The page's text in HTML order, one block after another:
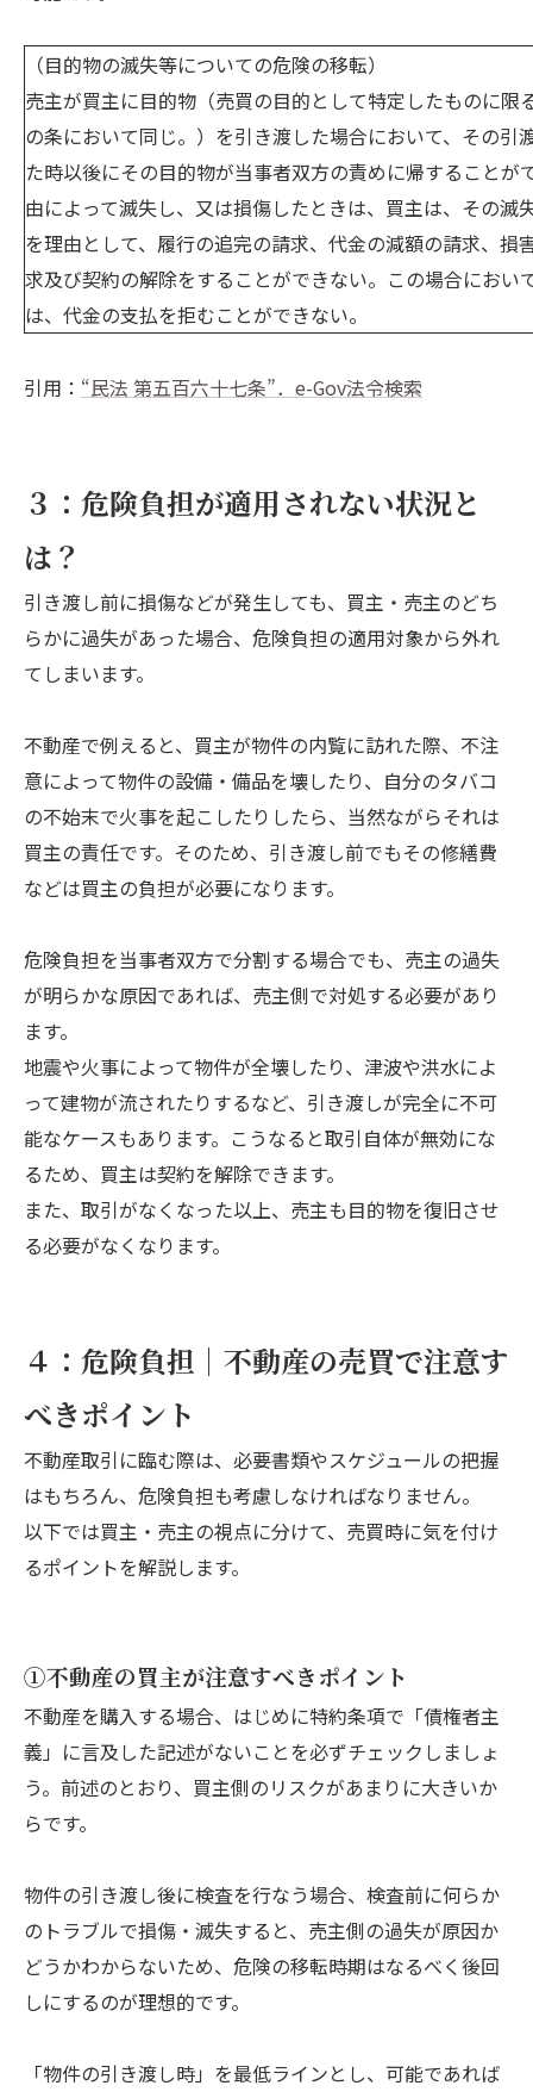
（目的物の滅失等についての危険の移転）
売主が買主に目的物（売買の目的として特定したものに限
の条において同じ。）を引き渡した場合において、その引
た時以後にその目的物が当事者双方の責めに帰することが
由によって滅失し、又は損傷したときは、買主は、その滅
を理由として、履行の追完の請求、代金の減額の請求、損
求及び契約の解除をすることができない。この場合におい
は、代金の支払を拒むことができない。
引用： “民法 第五百六十七条”．e-Gov法令検索
３：危険負担が適用されない状況と
は？
引き渡し前に損傷などが発生しても、買主・売主のどち
らかに過失があった場合、危険負担の適用対象から外れ
てしまいます。
不動産で例えると、買主が物件の内覧に訪れた際、不注
意によって物件の設備・備品を壊したり、自分のタバコ
の不始末で火事を起こしたりしたら、当然ながらそれは
買主の責任です。そのため、引き渡し前でもその修繕費
などは買主の負担が必要になります。
危険負担を当事者双方で分割する場合でも、売主の過失
が明らかな原因であれば、売主側で対処する必要があり
ます。
地震や火事によって物件が全壊したり、津波や洪水によ
って建物が流されたりするなど、引き渡しが完全に不可
能なケースもあります。こうなると取引自体が無効にな
るため、買主は契約を解除できます。
また、取引がなくなった以上、売主も目的物を復旧させ
る必要がなくなります。
４：危険負担｜不動産の売買で注意す
べきポイント
不動産取引に臨む際は、必要書類やスケジュールの把握
はもちろん、危険負担も考慮しなければなりません。
以下では買主・売主の視点に分けて、売買時に気を付け
るポイントを解説します。
①不動産の買主が注意すべきポイント
不動産を購入する場合、はじめに特約条項で「債権者主
義」に言及した記述がないことを必ずチェックしましょ
う。前述のとおり、買主側のリスクがあまりに大きいか
らです。
物件の引き渡し後に検査を行なう場合、検査前に何らか
のトラブルで損傷・滅失すると、売主側の過失が原因か
どうかわからないため、危険の移転時期はなるべく後回
しにするのが理想的です。
「物件の引き渡し時」を最低ラインとし、可能であれば